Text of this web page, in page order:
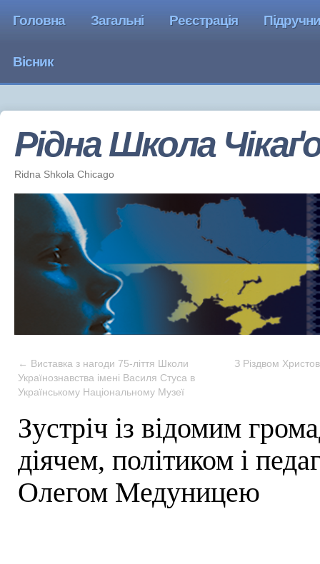
Головна Загальні Реєстрація
Вісник
Рідна Школа
Ridna Shkola Chicago
← Виставка з нагоди 75-ліття Школи
Українознавства імені Василя Стуса в
Українському Національному Музеї
З Різдвом
Зустріч із відомим
діячем, політиком і
Олегом Медуницею